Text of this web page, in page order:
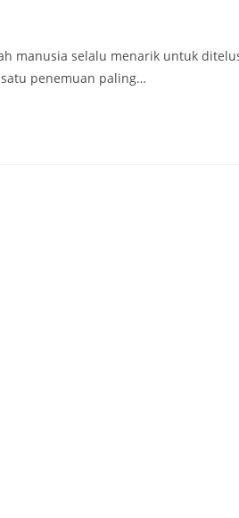
manusia selalu menarik untuk
penemuan paling…